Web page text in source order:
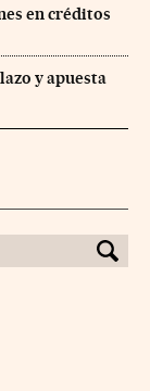
en créditos
y apuesta